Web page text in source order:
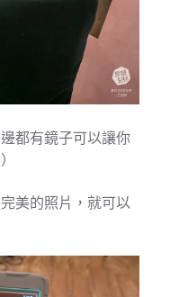
都有鏡子可以讓你
美的照片，就可以